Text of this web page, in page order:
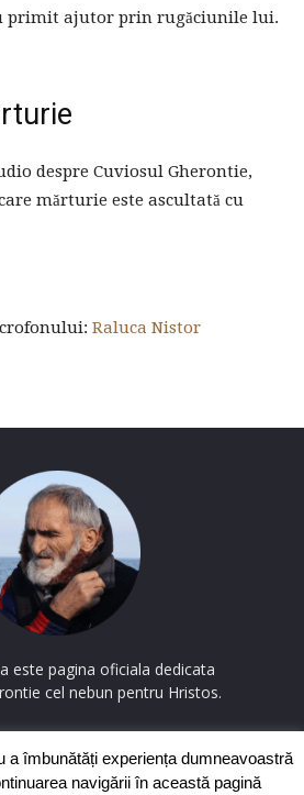
primit ajutor prin rugăciunile lui.
despre Cuviosul Gherontie,
mărturie este ascultată cu
Raluca Nistor
este pagina oficiala dedicata
cel nebun pentru Hristos.
a îmbunătăți experiența dumneavoastră
navigării în această pagină